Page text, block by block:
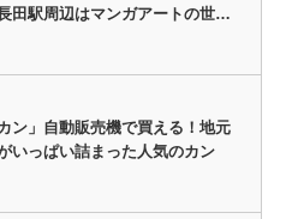
田駅周辺はマンガアートの世…
ン」自動販売機で買える！地元
いっぱい詰まった人気のカン